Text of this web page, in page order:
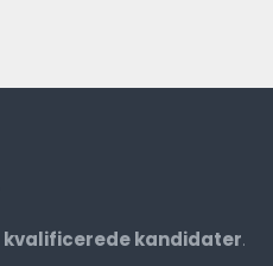
kvalificerede kandidater.